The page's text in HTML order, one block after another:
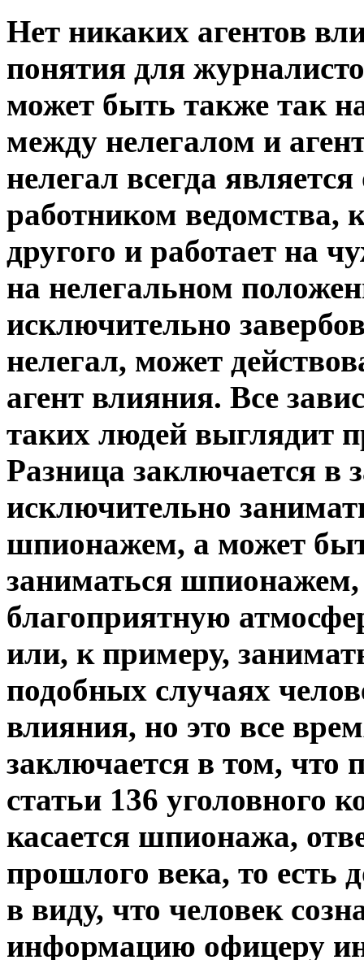
Нет никаких агентов
понятия для
может быть также так
между нелегалом и
нелегал всегда
работником ведомства,
другого и работает на
на нелегальном
исключительно
нелегал, может
агент влияния. Все
таких людей выглядит
Разница заключается в
исключительно
шпионажем, а может
заниматься шпионажем,
благоприятную
или, к примеру,
подобных случаях
влияния, но это все
заключается в том, что
статьи 136 уголовного
касается шпионажа,
прошлого века, то
в виду, что человек
информацию офицеру